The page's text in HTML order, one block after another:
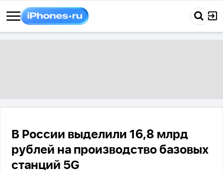
В России выделили 16,8 млрд
рублей на производство базовых
станций 5G